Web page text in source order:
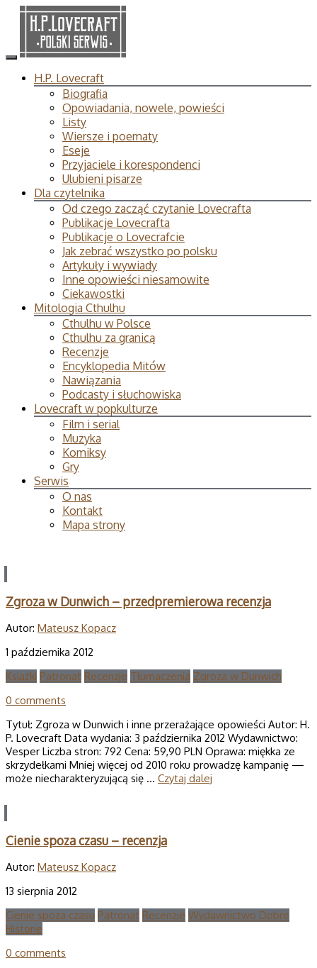
H.P. Lovecraft
Biografia
Opowiadania, nowele, powieści
Listy
Wiersze i poematy
Eseje
Przyjaciele i korespondenci
Ulubieni pisarze
Dla czytelnika
Od czego zacząć czytanie Lovecrafta
Publikacje Lovecrafta
Publikacje o Lovecrafcie
Jak zebrać wszystko po polsku
Artykuły i wywiady
Inne opowieści niesamowite
Ciekawostki
Mitologia Cthulhu
Cthulhu w Polsce
Cthulhu za granicą
Recenzje
Encyklopedia Mitów
Nawiązania
Podcasty i słuchowiska
Lovecraft w popkulturze
Film i serial
Muzyka
Komiksy
Gry
Serwis
O nas
Kontakt
Mapa strony
Zgroza w Dunwich – przedpremierowa recenzja
Autor: Mateusz Kopacz
1 października 2012
Książki Patronat Recenzje Tłumaczenia Zgroza w Dunwich
0 comments
Tytuł: Zgroza w Dunwich i inne przerażające opowieści Autor: H.
P. Lovecraft Data wydania: 3 października 2012 Wydawnictwo:
Vesper Liczba stron: 792 Cena: 59,90 PLN Oprawa: miękka ze
skrzydełkami Mniej więcej od 2010 roku prowadzę kampanię —
może niecharakteryzującą się … Czytaj dalej
Cienie spoza czasu – recenzja
Autor: Mateusz Kopacz
13 sierpnia 2012
Cienie spoza czasu Patronat Recenzje Wydawnictwo Dobre
Historie
0 comments